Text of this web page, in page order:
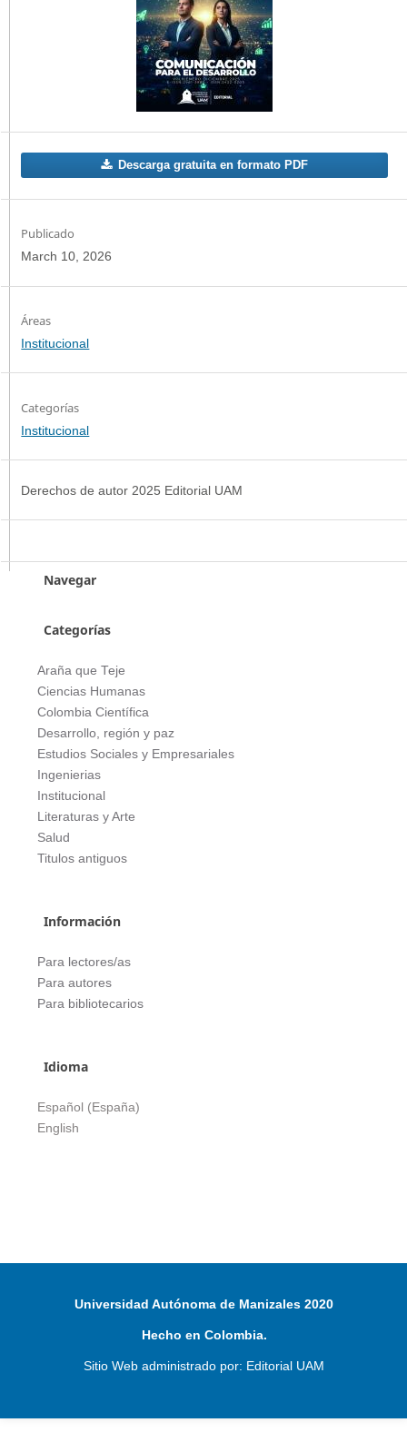
Descarga gratuita en formato PDF
Publicado
March 10, 2026
Institucional
Categorías
Institucional
Derechos de autor 2025 Editorial UAM
Navegar
Categorías
Araña que Teje
Ciencias Humanas
Colombia Científica
Desarrollo, región y paz
Estudios Sociales y Empresariales
Ingenierias
Institucional
Literaturas y Arte
Salud
Titulos antiguos
Información
Para lectores/as
Para autores
Para bibliotecarios
Idioma
Español (España)
English
Universidad Autónoma de Manizales 2020
Hecho en Colombia.
Sitio Web administrado por: Editorial UAM